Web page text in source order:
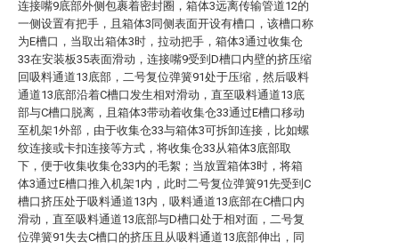
连接嘴9底部外侧包裹着密封圈，箱体3远离传输管道12的
一侧设置有把手，且箱体3同侧表面开设有槽口，该槽口称
为E槽口，当取出箱体3时，拉动把手，箱体3通过收集仓
33在安装板35表面滑动，连接嘴9受到D槽口内壁的挤压缩
回吸料通道13底部，二号复位弹簧91处于压缩，然后吸料
通道13底部沿着C槽口发生相对滑动，直至吸料通道13底
部与C槽口脱离，且箱体3带动着收集仓33通过E槽口移动
至机架1外部，由于收集仓33与箱体3可拆卸连接，比如螺
纹连接或卡扣连接等方式，将收集仓33从箱体3底部取
下，便于收集收集仓33内的毛絮；当放置箱体3时，将箱
体3通过E槽口推入机架1内，此时二号复位弹簧91先受到C
槽口挤压处于吸料通道13内，吸料通道13底部在C槽口内
滑动，直至吸料通道13底部与D槽口处于相对面，二号复
位弹簧91失去C槽口的挤压且从吸料通道13底部伸出，同